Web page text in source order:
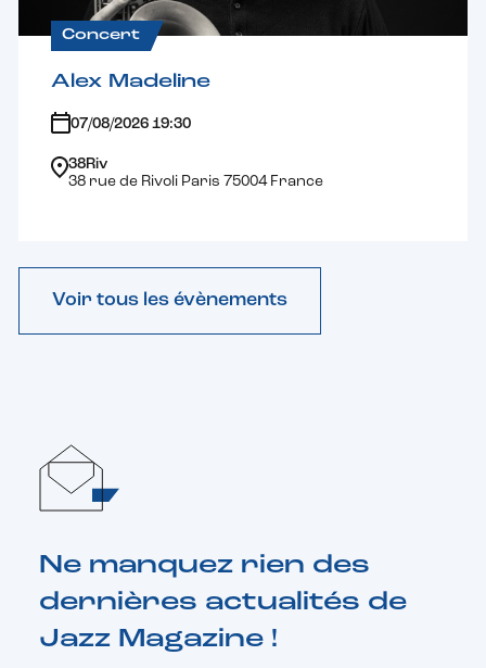
Concert
Alex Madeline
07/08/2026 19:30
38Riv
38 rue de Rivoli Paris 75004 France
Voir tous les évènements
Ne manquez rien des
dernières actualités de
Jazz Magazine !